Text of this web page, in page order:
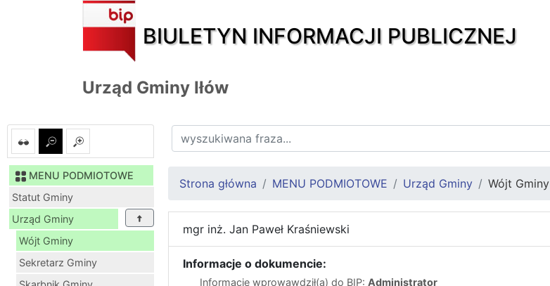
BIULETYN INFORMACJI PUBLICZNEJ
Urząd Gminy Iłów
MENU PODMIOTOWE
Statut Gminy
Urząd Gminy
Wójt Gminy
Sekretarz Gminy
Strona główna MENU PODMIOTOWE Urząd Gminy Wójt Gminy
mgr inż. Jan Paweł Kraśniewski
Informacje o dokumencie:
Informację wprowawdził(a) do BIP: Administrator